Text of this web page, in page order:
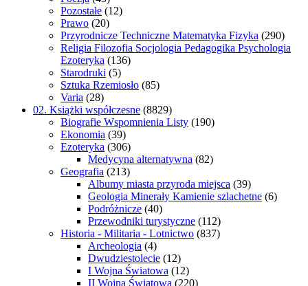
Pozostałe (12)
Prawo (20)
Przyrodnicze Techniczne Matematyka Fizyka (290)
Religia Filozofia Socjologia Pedagogika Psychologia
Ezoteryka (136)
Starodruki (5)
Sztuka Rzemiosło (85)
Varia (28)
02. Książki współczesne (8829)
Biografie Wspomnienia Listy (190)
Ekonomia (39)
Ezoteryka (306)
Medycyna alternatywna (82)
Geografia (213)
Albumy miasta przyroda miejsca (39)
Geologia Minerały Kamienie szlachetne (6)
Podróżnicze (40)
Przewodniki turystyczne (112)
Historia - Militaria - Lotnictwo (837)
Archeologia (4)
Dwudziestolecie (12)
I Wojna Światowa (12)
II Wojna Światowa (220)